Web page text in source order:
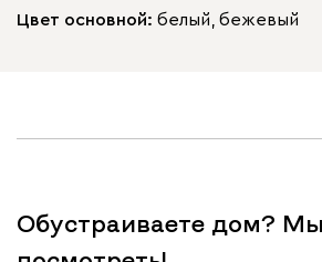
Цвет основной: белый, бежевый
Обустраиваете дом?